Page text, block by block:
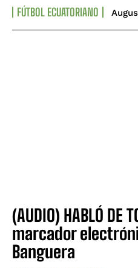
FÚTBOL ECUATORIANO
(AUDIO) HABLÓ DE
marcador
Banguera